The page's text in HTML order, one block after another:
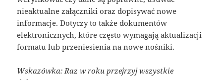
nieaktualne załączniki oraz dopisywać nowe
informacje. Dotyczy to także dokumentów
elektronicznych, które często wymagają aktualizacji
formatu lub przeniesienia na nowe nośniki.
Wskazówka: Raz w roku przejrzyj wszystkie